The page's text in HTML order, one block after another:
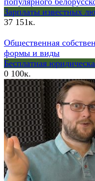
Зарплаты известных
37 151к.
Общественная
формы и виды
Бесплатная
0 100к.